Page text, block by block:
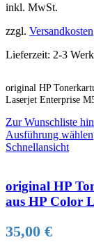
inkl. MwSt.
zzgl. Versandkosten
Lieferzeit: 2-3
original HP
Laserjet Enterprise
Zur Wunschliste
Ausführung wählen
Schnellansicht
original HP
aus HP Color
35,00 €